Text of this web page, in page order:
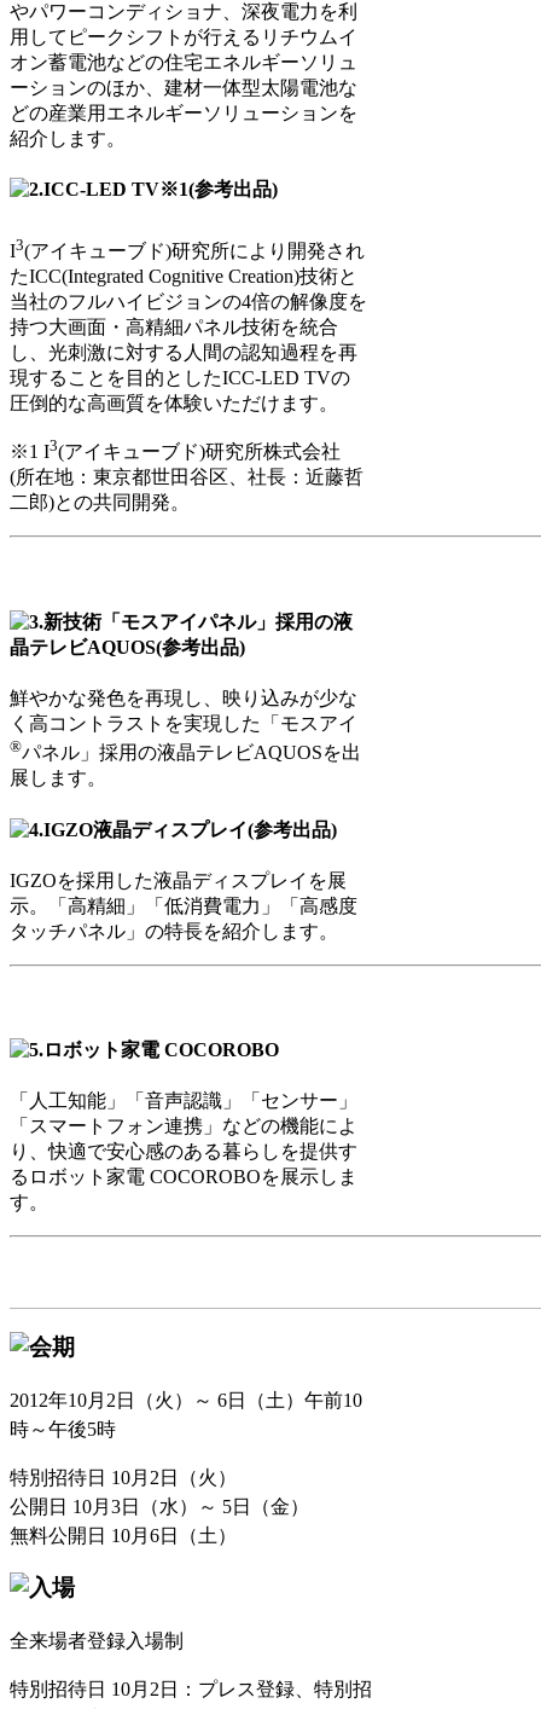
やパワーコンディショナ、深夜電力を利
用してピークシフトが行えるリチウムイ
オン蓄電池などの住宅エネルギーソリュ
ーションのほか、建材一体型太陽電池な
どの産業用エネルギーソリューションを
紹介します。
I3(アイキューブド)研究所により開発され
たICC(Integrated Cognitive Creation)技術と
当社のフルハイビジョンの4倍の解像度を
持つ大画面・高精細パネル技術を統合
し、光刺激に対する人間の認知過程を再
現することを目的としたICC-LED TVの
圧倒的な高画質を体験いただけます。
※1 I3(アイキューブド)研究所株式会社
(所在地：東京都世田谷区、社長：近藤哲
二郎)との共同開発。
鮮やかな発色を再現し、映り込みが少な
く高コントラストを実現した「モスアイ
®パネル」採用の液晶テレビAQUOSを出
展します。
IGZOを採用した液晶ディスプレイを展
示。「高精細」「低消費電力」「高感度
タッチパネル」の特長を紹介します。
「人工知能」「音声認識」「センサー」
「スマートフォン連携」などの機能によ
り、快適で安心感のある暮らしを提供す
るロボット家電 COCOROBOを展示しま
す。
2012年10月2日（火）～ 6日（土）午前10
時～午後5時
特別招待日 10月2日（火）
公開日 10月3日（水）～ 5日（金）
無料公開日 10月6日（土）
全来場者登録入場制
特別招待日 10月2日：プレス登録、特別招